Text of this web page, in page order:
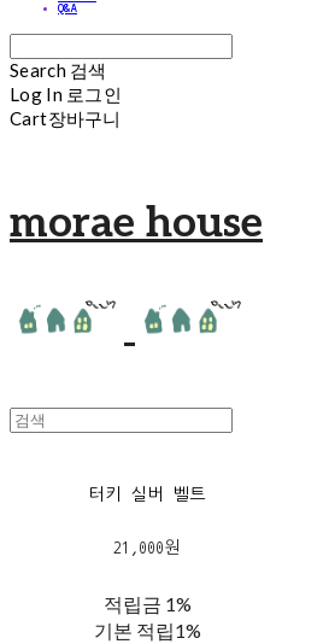
Q&A
Search 검색
Log In 로그인
Cart장바구니
morae house
터키 실버 벨트
21,000원
적립금 1%
기본 적립1%